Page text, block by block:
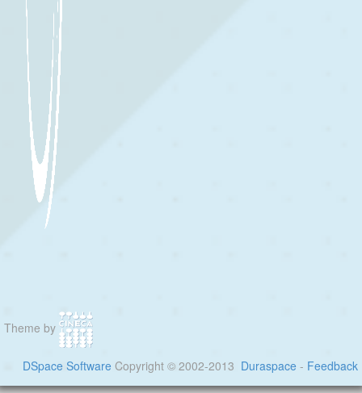
Theme by
DSpace Software Copyright © 2002-2013 Duraspace - Feedback